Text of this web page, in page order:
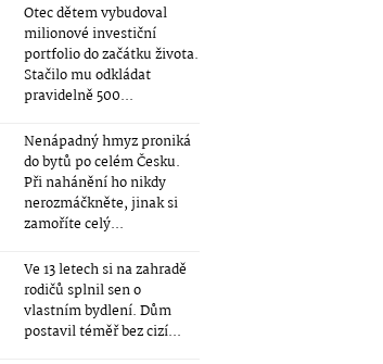
Otec dětem vybudoval
milionové investiční
portfolio do začátku života.
Stačilo mu odkládat
pravidelně 500...
Nenápadný hmyz proniká
do bytů po celém Česku.
Při nahánění ho nikdy
nerozmáčkněte, jinak si
zamoříte celý...
Ve 13 letech si na zahradě
rodičů splnil sen o
vlastním bydlení. Dům
postavil téměř bez cizí...